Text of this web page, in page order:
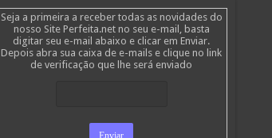
Seja a primeira a receber todas as novidades do
nosso Site Perfeita.net no seu e-mail, basta
digitar seu e-mail abaixo e clicar em Enviar.
Depois abra sua caixa de e-mails e clique no link
de verificação que lhe será enviado